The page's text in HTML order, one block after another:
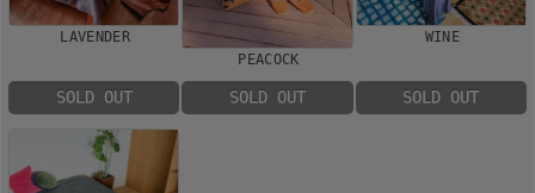
LAVENDER
SOLD OUT
PEACOCK
SOLD OUT
WINE
SOLD OUT